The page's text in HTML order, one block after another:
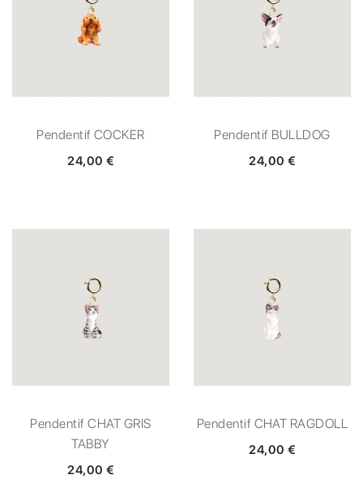
Pendentif COCKER
24,00 €
Pendentif BULLDOG
24,00 €
Pendentif CHAT GRIS
TABBY
24,00 €
Pendentif CHAT RAGDOLL
24,00 €